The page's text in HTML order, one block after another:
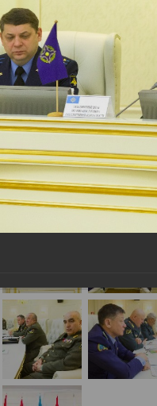
X заседание Военного
19.04.2017